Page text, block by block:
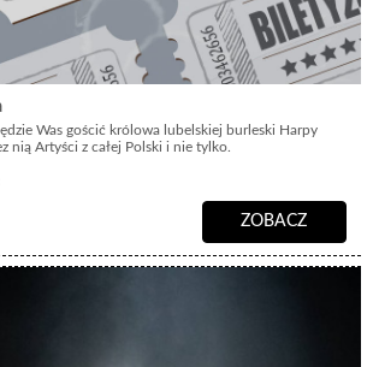
Was gościć królowa lubelskiej burleski Harpy
nią Artyści z całej Polski i nie tylko.
ZOBACZ